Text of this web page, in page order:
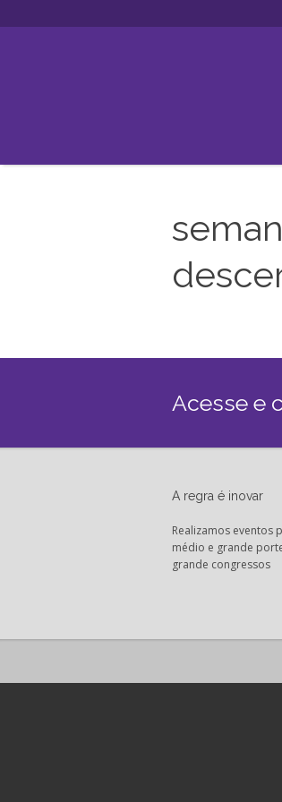
Acesse e
A regra é inovar
Realizamos eventos
médio e grande
grande congressos